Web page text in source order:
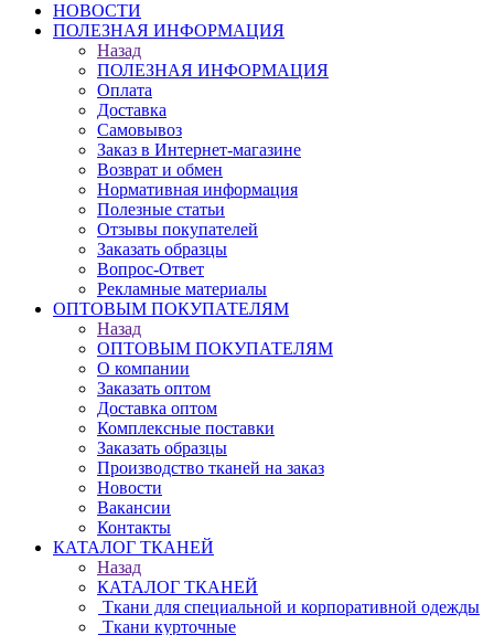
НОВОСТИ
ПОЛЕЗНАЯ ИНФОРМАЦИЯ
Назад
ПОЛЕЗНАЯ ИНФОРМАЦИЯ
Оплата
Доставка
Самовывоз
Заказ в Интернет-магазине
Возврат и обмен
Нормативная информация
Полезные статьи
Отзывы покупателей
Заказать образцы
Вопрос-Ответ
Рекламные материалы
ОПТОВЫМ ПОКУПАТЕЛЯМ
Назад
ОПТОВЫМ ПОКУПАТЕЛЯМ
О компании
Заказать оптом
Доставка оптом
Комплексные поставки
Заказать образцы
Производство тканей на заказ
Новости
Вакансии
Контакты
КАТАЛОГ ТКАНЕЙ
Назад
КАТАЛОГ ТКАНЕЙ
Ткани для специальной и корпоративной одежды
Ткани курточные